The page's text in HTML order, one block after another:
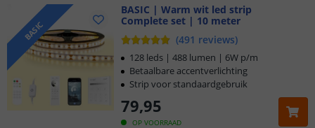
Ben je op zoek naar een krachtige oplossing om uitgebreide
ruimtes te verlichten? Een10 meter led stripis perfect voor het
creëren vanlange, doorlopende lichtlijnenzonder
onderbreking. Ideaal voor grote kamers, lange gangen, rondom
plafonds of voor projecten waarbij veel lengte gewenst is. Deze
lengte is uitermate geschikt vooropvallende accentverlichting
sfeervolle ambiance of praktische verlichting
in grotere woon-
of werkruimtes
BASIC
BASIC | Warm wit led strip
Complete set | 10 meter
(491 reviews)
OP VOORRAAD
79,95
128 leds | 488 lumen | 6W p/m
Betaalbare accentverlichting
Strip voor standaardgebruik